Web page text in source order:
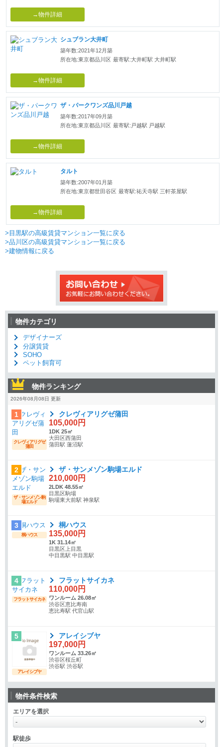
→物件詳細
シュブラン大井町
築年数:2021年12月築
所在地:東京都品川区 最寄駅:大井町駅 大井町駅
→物件詳細
ザ・パークワンズ品川戸越
築年数:2017年09月築
所在地:東京都品川区 最寄駅:戸越駅 戸越駅
→物件詳細
タルト
築年数:2007年01月築
所在地:東京都世田谷区 最寄駅:祐天寺駅 三軒茶屋駅
→物件詳細
>目黒駅の高級賃貸マンション一覧に戻る
>品川区の高級賃貸マンション一覧に戻る
>建物情報に戻る
物件カテゴリ
デザイナーズ
分譲賃貸
SOHO
ペット飼育可
物件ランキング
2026年08月08日 更新
1
クレヴィアリグゼ
蒲田
クレヴィアリグゼ蒲田
105,000円
1DK 25㎡
大田区西蒲田
蒲田駅 蓮沼駅
2
ザ・サンメゾン駒
場エルド
ザ・サンメゾン駒場エルド
210,000円
2LDK 48.55㎡
目黒区駒場
駒場東大前駅 神泉駅
3
桐ハウス
桐ハウス
135,000円
1K 31.14㎡
目黒区上目黒
中目黒駅 中目黒駅
4
フラットサイカネ
フラットサイカネ
110,000円
ワンルーム 26.08㎡
渋谷区恵比寿南
恵比寿駅 代官山駅
5
アレイシブヤ
アレイシブヤ
197,000円
ワンルーム 33.26㎡
渋谷区桜丘町
渋谷駅 渋谷駅
物件条件検索
エリアを選択
駅徒歩